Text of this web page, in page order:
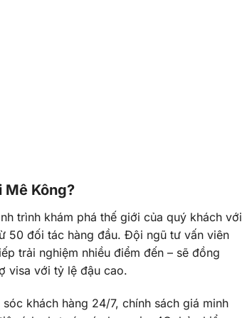
Mê Kông?
trình khám phá thế giới của quý khách với
50 đối tác hàng đầu. Đội ngũ tư vấn viên
trải nghiệm nhiều điểm đến – sẽ đồng
visa với tỷ lệ đậu cao.
khách hàng 24/7, chính sách giá minh